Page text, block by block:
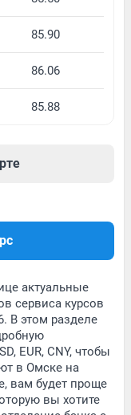
85.90
86.06
85.88
актуальные
сервиса курсов
В этом разделе
EUR, CNY, чтобы
в Омске на
вам будет проще
вы хотите